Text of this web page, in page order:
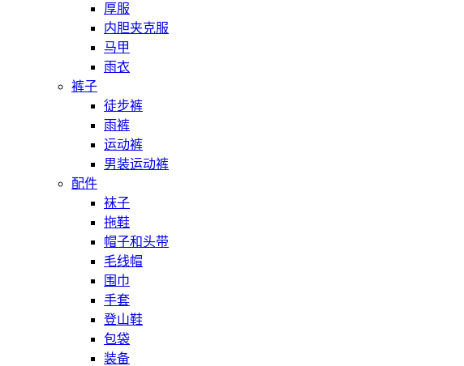
厚服
内胆夹克服
马甲
雨衣
裤子
徒步裤
雨裤
运动裤
男装运动裤
配件
袜子
拖鞋
帽子和头带
毛线帽
围巾
手套
登山鞋
包袋
装备